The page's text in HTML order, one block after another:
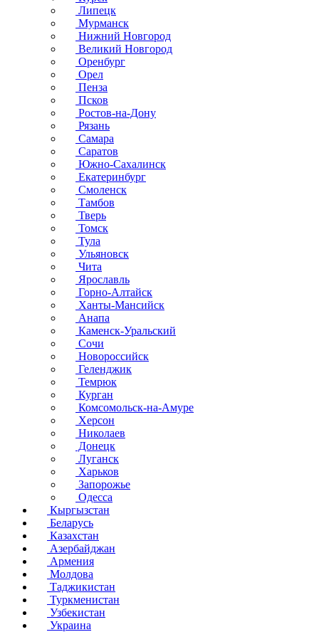
Липецк
Мурманск
Нижний Новгород
Великий Новгород
Оренбург
Орел
Пенза
Псков
Ростов-на-Дону
Рязань
Самара
Саратов
Южно-Сахалинск
Екатеринбург
Смоленск
Тамбов
Тверь
Томск
Тула
Ульяновск
Чита
Ярославль
Горно-Алтайск
Ханты-Мансийск
Анапа
Каменск-Уральский
Сочи
Новороссийск
Геленджик
Темрюк
Курган
Комсомольск-на-Амуре
Херсон
Николаев
Донецк
Луганск
Харьков
Запорожье
Одесса
Кыргызстан
Беларусь
Казахстан
Азербайджан
Армения
Молдова
Таджикистан
Туркменистан
Узбекистан
Украина